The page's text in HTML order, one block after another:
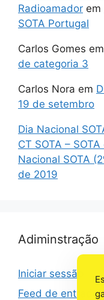
Radioamador em
SOTA Portugal
Carlos Gomes em
de categoria 3
Carlos Nora em
19 de setembro
Dia Nacional
CT SOTA –
Nacional SOTA
de 2019
Adiminstração
Iniciar sessão
Feed de entradas